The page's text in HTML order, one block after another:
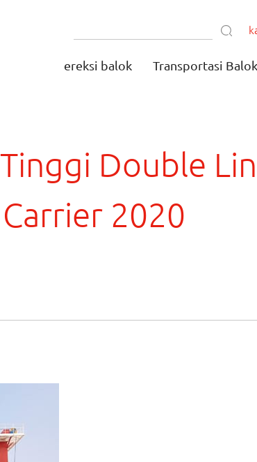
ereksi balok Transportasi Balok
Double
2020